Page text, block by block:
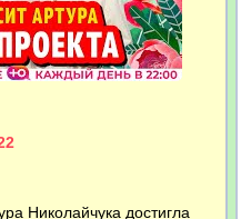
Николайчука достигла